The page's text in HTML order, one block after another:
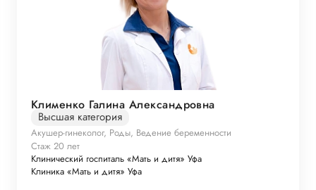
Клименко Галина Александровна
Высшая категория
Акушер-гинеколог, Роды, Ведение беременности
Стаж 20 лет
Клинический госпиталь «Мать и дитя» Уфа
Клиника «Мать и дитя» Уфа